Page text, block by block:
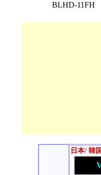
BLHD-11FH
日本/ 韓